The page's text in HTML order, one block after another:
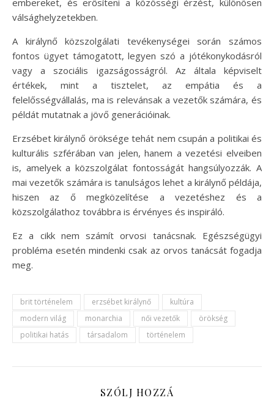
válsághelyzetekben.
A királynő közszolgálati tevékenységei során számos
fontos ügyet támogatott, legyen szó a jótékonykodásról
vagy a szociális igazságosságról. Az általa képviselt
értékek, mint a tisztelet, az empátia és a
felelősségvállalás, ma is relevánsak a vezetők számára, és
példát mutatnak a jövő generációinak.
Erzsébet királynő öröksége tehát nem csupán a politikai és
kulturális szférában van jelen, hanem a vezetési elveiben
is, amelyek a közszolgálat fontosságát hangsúlyozzák. A
mai vezetők számára is tanulságos lehet a királynő példája,
hiszen az ő megközelítése a vezetéshez és a
közszolgálathoz továbbra is érvényes és inspiráló.
Ez a cikk nem számít orvosi tanácsnak. Egészségügyi
probléma esetén mindenki csak az orvos tanácsát fogadja
meg.
brit történelem erzsébet királynő
kultúra
modern világ
monarchia női vezetők
örökség
politikai hatás
társadalom történelem
SZÓLJ HOZZÁ